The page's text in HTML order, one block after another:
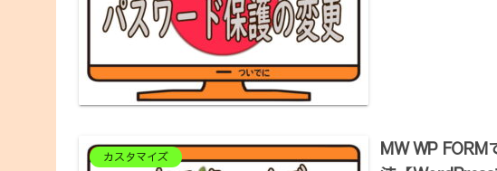
カスタマイズ
MW WP